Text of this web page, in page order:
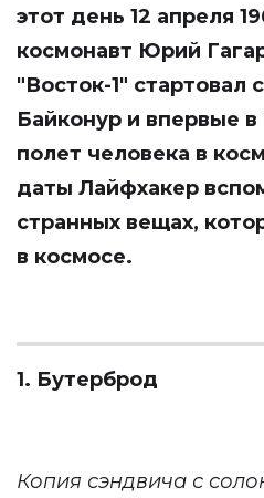
этот день 12 апреля
космонавт Юрий
"Восток-1" стартовал
Байконур и впервые
полет человека в
даты Лайфхакер
странных вещах,
в космосе.
1. Бутерброд
Копия сэндвича с